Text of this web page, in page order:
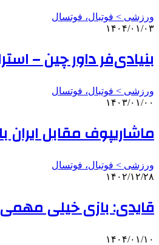
ورزشی > فوتبال، فوتسال
۱۴۰۴/۰۱/۰۳
بنیادی‌فر داور چین –
ورزشی > فوتبال، فوتسال
۱۴۰۳/۰۱/۰۰
ماشاریپوف مقابل ایران
ورزشی > فوتبال، فوتسال
۱۴۰۲/۱۲/۲۸
قایدی: بازی خیلی مهمی
۱۴۰۴/۰۱/۱۰